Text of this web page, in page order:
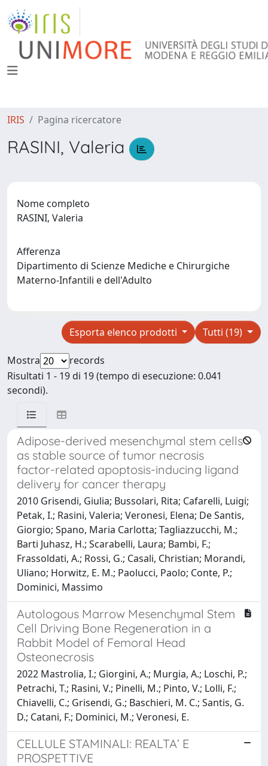
IRIS Pagina ricercatore
RASINI, Valeria
Nome completo
RASINI, Valeria
Afferenza
Dipartimento di Scienze Mediche e Chirurgiche
Materno-Infantili e dell'Adulto
Tutti (19)
Esporta elenco prodotti
Mostra
records
Risultati 1 - 19 di 19 (tempo di esecuzione: 0.041
secondi).
Adipose-derived mesenchymal stem cells
as stable source of tumor necrosis
factor-related apoptosis-inducing ligand
delivery for cancer therapy
2010 Grisendi, Giulia; Bussolari, Rita; Cafarelli, Luigi;
Petak, I.; Rasini, Valeria; Veronesi, Elena; De Santis,
Giorgio; Spano, Maria Carlotta; Tagliazzucchi, M.;
Barti Juhasz, H.; Scarabelli, Laura; Bambi, F.;
Frassoldati, A.; Rossi, G.; Casali, Christian; Morandi,
Uliano; Horwitz, E. M.; Paolucci, Paolo; Conte, P.;
Dominici, Massimo
Autologous Marrow Mesenchymal Stem
Cell Driving Bone Regeneration in a
Rabbit Model of Femoral Head
Osteonecrosis
2022 Mastrolia, I.; Giorgini, A.; Murgia, A.; Loschi, P.;
Petrachi, T.; Rasini, V.; Pinelli, M.; Pinto, V.; Lolli, F.;
Chiavelli, C.; Grisendi, G.; Baschieri, M. C.; Santis, G.
D.; Catani, F.; Dominici, M.; Veronesi, E.
CELLULE STAMINALI: REALTA’ E
PROSPETTIVE